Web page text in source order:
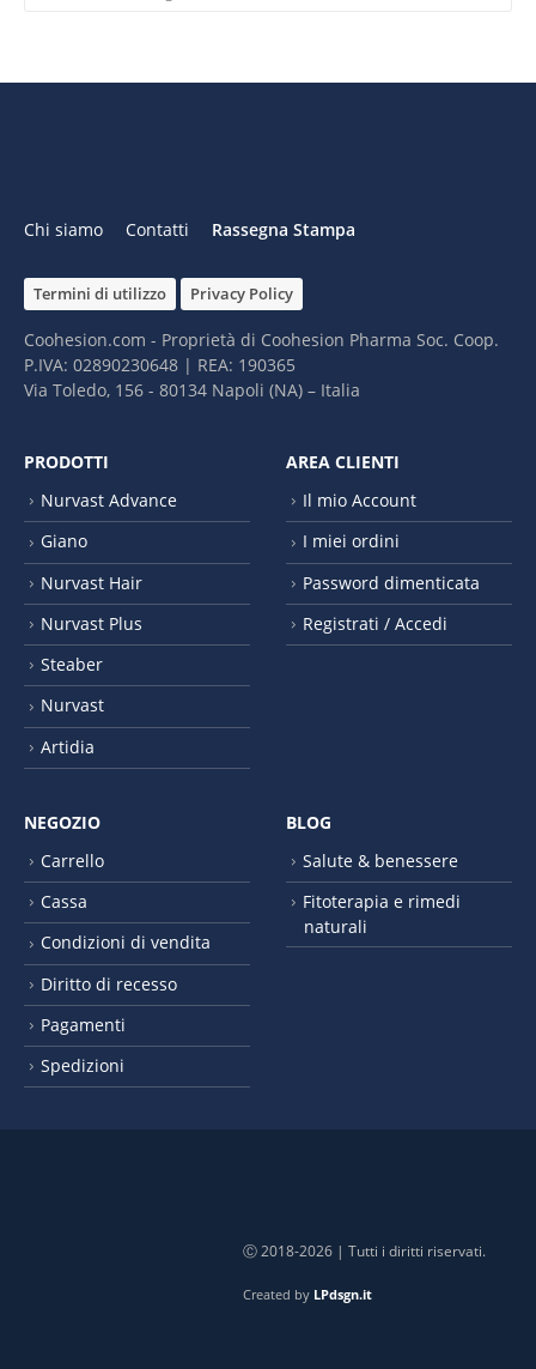
Chi siamo Contatti Rassegna Stampa
Termini di utilizzo Privacy Policy
Coohesion.com - Proprietà di Coohesion Pharma Soc. Coop.
P.IVA: 02890230648 | REA: 190365
Via Toledo, 156 - 80134 Napoli (NA) – It​alia
PRODOTTI
Nurvast Advance
Giano
Nurvast Hair
Nurvast Plus
Steaber
Nurvast
Artidia
AREA CLIENTI
Il mio Account
I miei ordini
Password dimenticata
Registrati / Accedi
NEGOZIO
Carrello
Cassa
Condizioni di vendita
Diritto di recesso
Pagamenti
Spedizioni
BLOG
Salute & benessere
Fitoterapia e rimedi
naturali
Ⓒ 2018-2026 | Tutti i diritti riservati.
Created by LPdsgn.it